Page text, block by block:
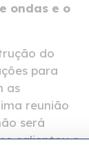
ondas e o
do
para
as
reunião
será
salientou o